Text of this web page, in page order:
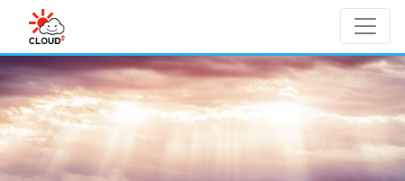
Skip to main content